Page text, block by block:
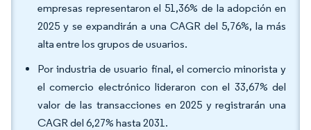
empresas representaron el 51,36% de la adopción en
2025 y se expandirán a una CAGR del 5,76%, la más
alta entre los grupos de usuarios.
Por industria de usuario final, el comercio minorista y
el comercio electrónico lideraron con el 33,67% del
valor de las transacciones en 2025 y registrarán una
CAGR del 6,27% hasta 2031.